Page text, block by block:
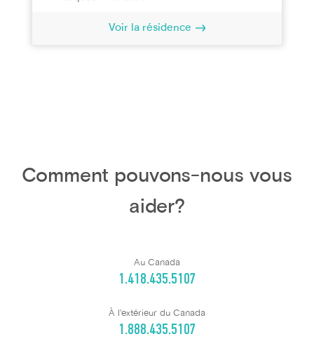
Voir la résidence
Comment pouvons-nous vous
aider?
Au Canada
1.418.435.5107
À l'extérieur du Canada
1.888.435.5107